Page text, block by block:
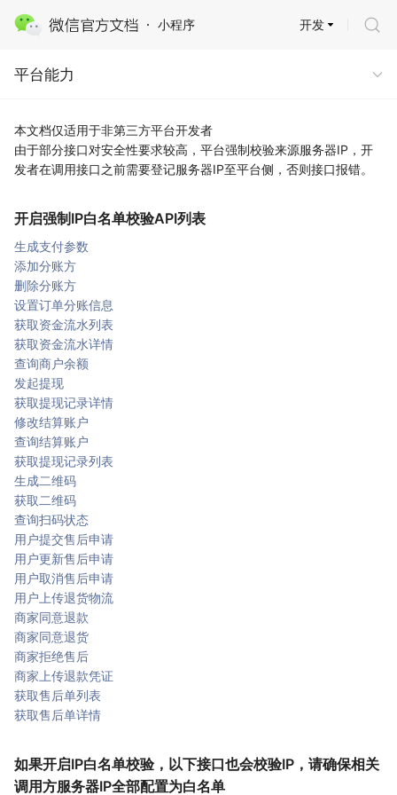
小程序
平台能力 · 商业能力
开发
平台能力
本文档仅适用于非第三方平台开发者
由于部分接口对安全性要求较高，平台强制校验来源服务器IP，开
发者在调用接口之前需要登记服务器IP至平台侧，否则接口报错。
开启强制IP白名单校验API列表
生成支付参数
添加分账方
删除分账方
设置订单分账信息
获取资金流水列表
获取资金流水详情
查询商户余额
发起提现
获取提现记录详情
修改结算账户
查询结算账户
获取提现记录列表
生成二维码
获取二维码
查询扫码状态
用户提交售后申请
用户更新售后申请
用户取消售后申请
用户上传退货物流
商家同意退款
商家同意退货
商家拒绝售后
商家上传退款凭证
获取售后单列表
获取售后单详情
如果开启IP白名单校验，以下接口也会校验IP，请确保相关
调用方服务器IP全部配置为白名单